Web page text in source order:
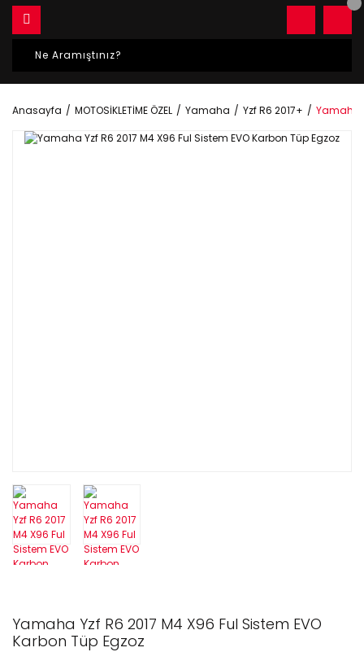
Anasayfa MOTOSİKLETİME ÖZEL Yamaha Yzf R6 2017+ Yamaha
Yamaha Yzf R6 2017 M4 X96 Ful Sistem EVO
Karbon Tüp Egzoz